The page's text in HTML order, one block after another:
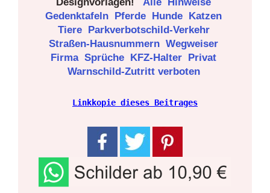
Gedenktafeln Pferde Hunde Katzen
Tiere Parkverbotschild-Verkehr
Straßen-Hausnummern Wegweiser
Firma Sprüche KFZ-Halter Privat
Warnschild-Zutritt verboten
Linkkopie dieses Beitrages